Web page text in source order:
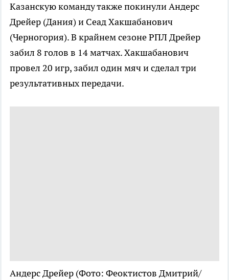
Казанскую команду также покинули Андерс
Дрейер (Дания) и Сеад Хакшабанович
(Черногория). В крайнем сезоне РПЛ Дрейер
забил 8 голов в 14 матчах. Хакшабанович
провел 20 игр, забил один мяч и сделал три
результативных передачи.
Андерс Дрейер (Фото: Феоктистов Дмитрий/